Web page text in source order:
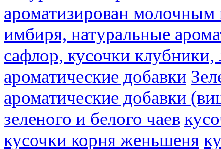
ароматизирован молочным
имбиря, натуральные
сафлор, кусочки
ароматические добавки
ароматические добавки
зеленого и белого чаев
кусочки корня женьшеня